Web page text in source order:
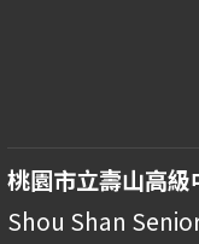
桃園市立壽山高級
Shou Shan